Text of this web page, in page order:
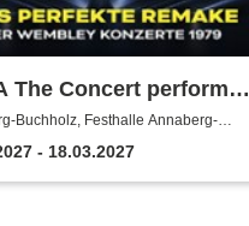
The Concert performed
Buchholz, Festhalle Annaberg-
- 18.03.2027